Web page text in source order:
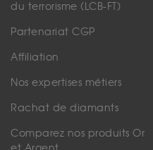
du terrorisme (LCB-FT)
Partenariat CGP
Affiliation
Nos expertises métiers
Rachat de diamants
Comparez nos produits Or